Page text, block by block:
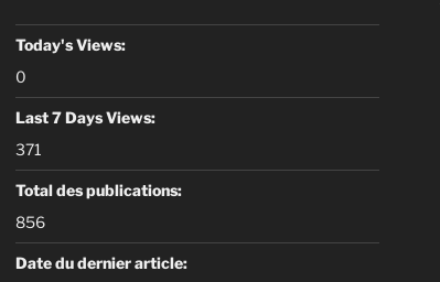
Today's Views:
0
Last 7 Days Views:
371
Total des publications:
856
Date du dernier article: